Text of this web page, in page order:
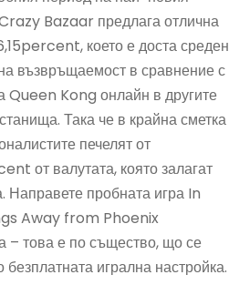
Bazaar предлага отлична
което е доста среден
възвръщаемост в сравнение с
Queen Kong онлайн в другите
Така че в крайна сметка
печелят от
от валутата, която залагат
Направете пробната игра In
Away from Phoenix
– това е по същество, що се
безплатната игрална настройка.